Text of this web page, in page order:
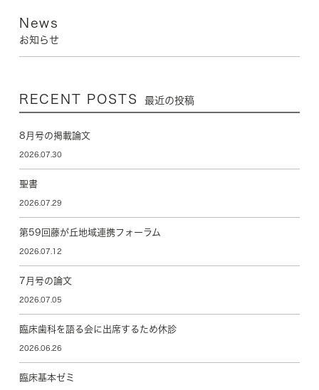
News
お知らせ
RECENT POSTS 最近の投稿
8月号の掲載論文
2026.07.30
聖書
2026.07.29
第59回藤が丘地域連携フォーラム
2026.07.12
7月号の論文
2026.07.05
臨床歯科を語る会に出席するため休診
2026.06.26
臨床基本ゼミ